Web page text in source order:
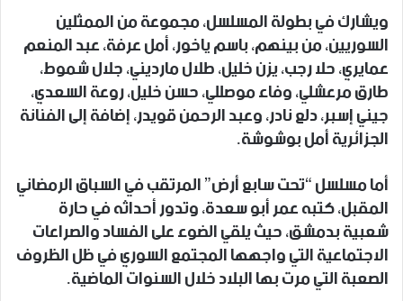
ويشارك في بطولة المسلسل، مجموعة من الممثلين
السوريين، من بينهم، باسم ياخور، أمل عرفة، عبد المنعم
عمايري، حلا رجب، يزن خليل، طلال مارديني، جلال شموط،
طارق مرعشلي، وفاء موصللي، حسن خليل، روعة السعدي،
جيني إسبر، دلع نادر، وعبد الرحمن قويدر، إضافة إلى الفنانة
الجزائرية أمل بوشوشة.
أما مسلسل “تحت سابع أرض” المرتقب في السباق الرمضاني
المقبل، كتبه عمر أبو سعدة، وتدور أحداثه في حارة
شعبية بدمشق، حيث يلقي الضوء على الفساد والصراعات
الاجتماعية التي واجهها المجتمع السوري في ظل الظروف
الصعبة التي مرت بها البلاد خلال السنوات الماضية.